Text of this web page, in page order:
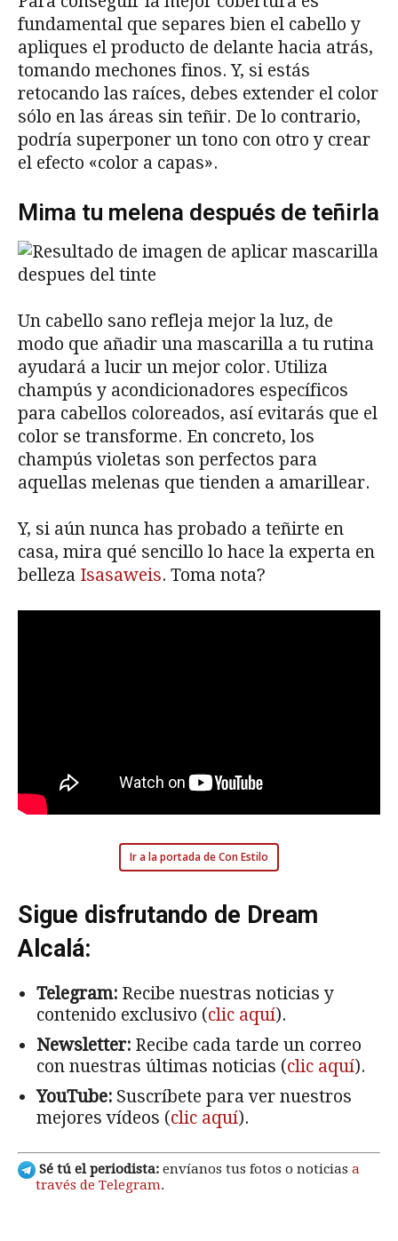
fundamental que separes bien el cabello y
apliques el producto de delante hacia atrás,
tomando mechones finos. Y, si estás
retocando las raíces, debes extender el color
sólo en las áreas sin teñir. De lo contrario,
podría superponer un tono con otro y crear
el efecto «color a capas».
Mima tu melena después de teñirla
Un cabello sano refleja mejor la luz, de
modo que añadir una mascarilla a tu rutina
ayudará a lucir un mejor color. Utiliza
champús y acondicionadores específicos
para cabellos coloreados, así evitarás que el
color se transforme. En concreto, los
champús violetas son perfectos para
aquellas melenas que tienden a amarillear.
Y, si aún nunca has probado a teñirte en
casa, mira qué sencillo lo hace la experta en
belleza Isasaweis. Toma nota?
Ir a la portada de Con Estilo
Sigue disfrutando de Dream
Alcalá:
Telegram: Recibe nuestras noticias y
contenido exclusivo (clic aquí).
Newsletter: Recibe cada tarde un correo
con nuestras últimas noticias (clic aquí).
YouTube: Suscríbete para ver nuestros
mejores vídeos (clic aquí).
Sé tú el periodista: envíanos tus fotos o noticias a
través de Telegram.